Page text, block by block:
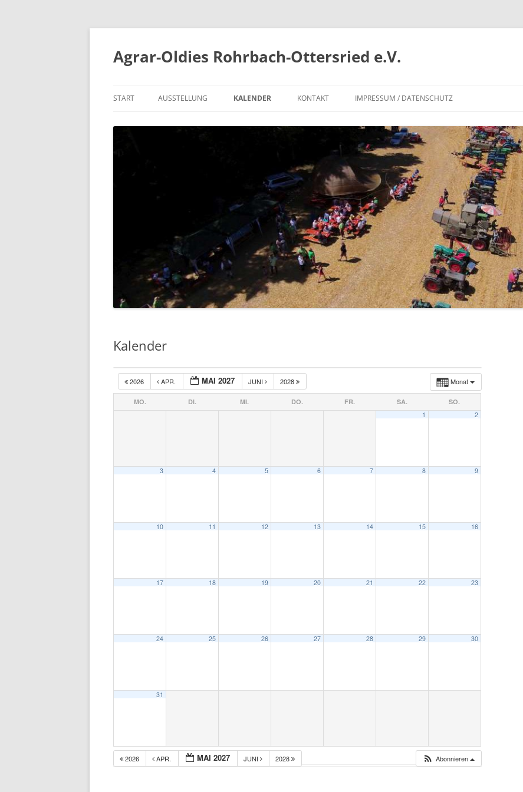
Zum
Agrar-Oldies Rohrbach-Ottersried e.V.
START AUSSTELLUNG KALENDER KONTAKT IMPRESSUM / DATENSCHUTZ
Kalender
Monat
2026 APR. MAI 2027 JUNI 2028
MO. DI. MI. DO. FR. SA.
SO.
1
2
3 4 5 6 7 8 9
10 11 12 13 14 15 16
17 18 19 20 21 22 23
24 25 26 27 28 29 30
31
2026 APR. MAI 2027 JUNI 2028 Abonnieren